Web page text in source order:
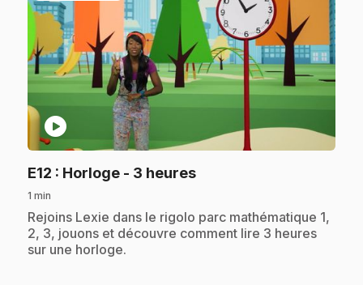
play_circle
E12 : Horloge - 3 heures.
1 min
.Rejoins Lexie dans le rigolo parc mathématique 1,
2, 3, jouons et découvre comment lire 3 heures
sur une horloge.